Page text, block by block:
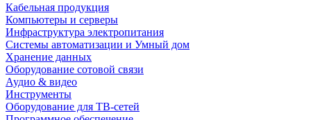
Кабельная продукция
Компьютеры и серверы
Инфраструктура электропитания
Системы автоматизации и Умный дом
Хранение данных
Оборудование сотовой связи
Аудио & видео
Инструменты
Оборудование для ТВ-сетей